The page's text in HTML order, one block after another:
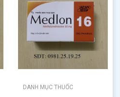
DANH MỤC THUỐC